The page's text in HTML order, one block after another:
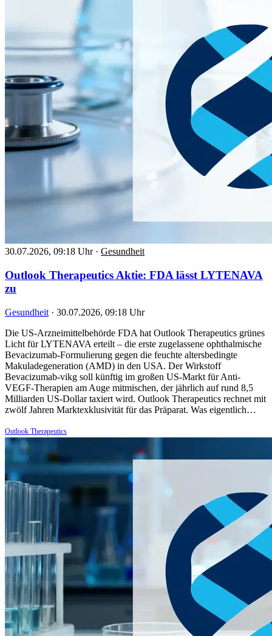
30.07.2026, 09:18 Uhr · Gesundheit
Outlook Therapeutics Aktie: FDA lässt LYTENAVA
zu
Gesundheit · 30.07.2026, 09:18 Uhr
Die US-Arzneimittelbehörde FDA hat Outlook Therapeutics grünes
Licht für LYTENAVA erteilt – die erste zugelassene ophthalmische
Bevacizumab-Formulierung gegen die feuchte altersbedingte
Makuladegeneration (AMD) in den USA. Der Wirkstoff
Bevacizumab-vikg soll künftig im großen US-Markt für Anti-
VEGF-Therapien am Auge mitmischen, der jährlich auf rund 8,5
Milliarden US-Dollar taxiert wird. Outlook Therapeutics rechnet mit
zwölf Jahren Marktexklusivität für das Präparat. Was eigentlich…
Outlook Therapeutics